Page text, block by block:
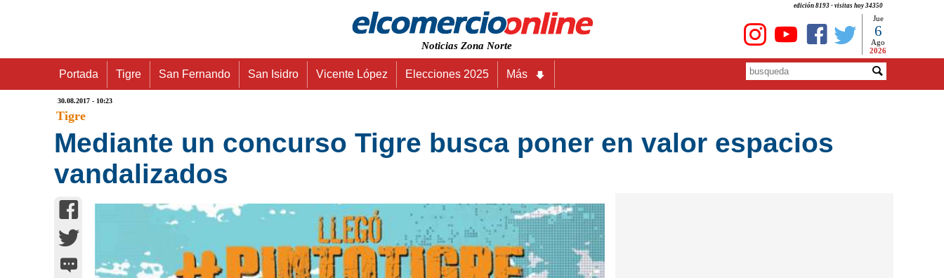
edición 8193 - visitas hoy 34350
Noticias Zona Norte
Jue
6
Ago
2026
Portada Tigre San Fernando San Isidro Vicente López Elecciones 2025 Más
30.08.2017 - 10:23
Tigre
Mediante un concurso Tigre busca poner en valor espacios
vandalizados